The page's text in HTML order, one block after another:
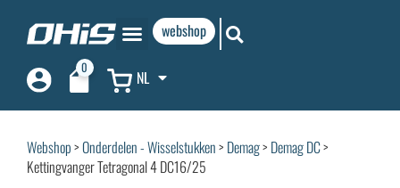
webshop
0 NL
Webshop>Onderdelen - Wisselstukken> Demag> Demag DC>
Kettingvanger Tetragonal 4 DC16/25